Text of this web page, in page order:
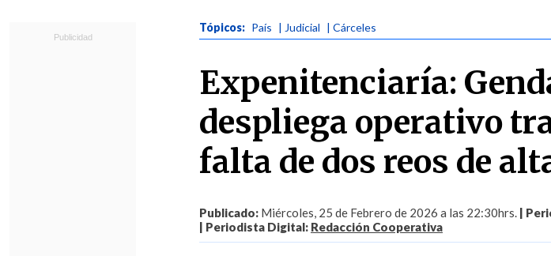
Tópicos: País | Judicial | Cárceles
Expenitenciaría:
despliega operativo
falta de dos reos de
Publicado: Miércoles, 25 de Febrero de 2026 a las 22:30hrs. |
| Periodista Digital: Redacción Cooperativa